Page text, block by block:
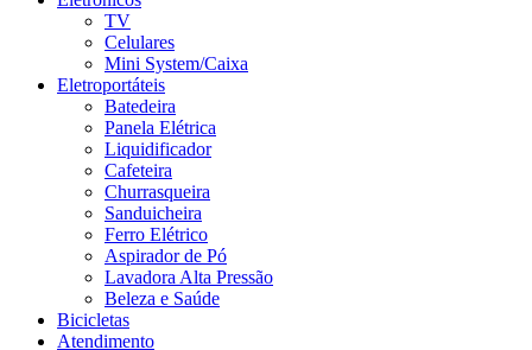
TV
Celulares
Mini System/Caixa
Eletroportáteis
Batedeira
Panela Elétrica
Liquidificador
Cafeteira
Churrasqueira
Sanduicheira
Ferro Elétrico
Aspirador de Pó
Lavadora Alta Pressão
Beleza e Saúde
Bicicletas
Atendimento